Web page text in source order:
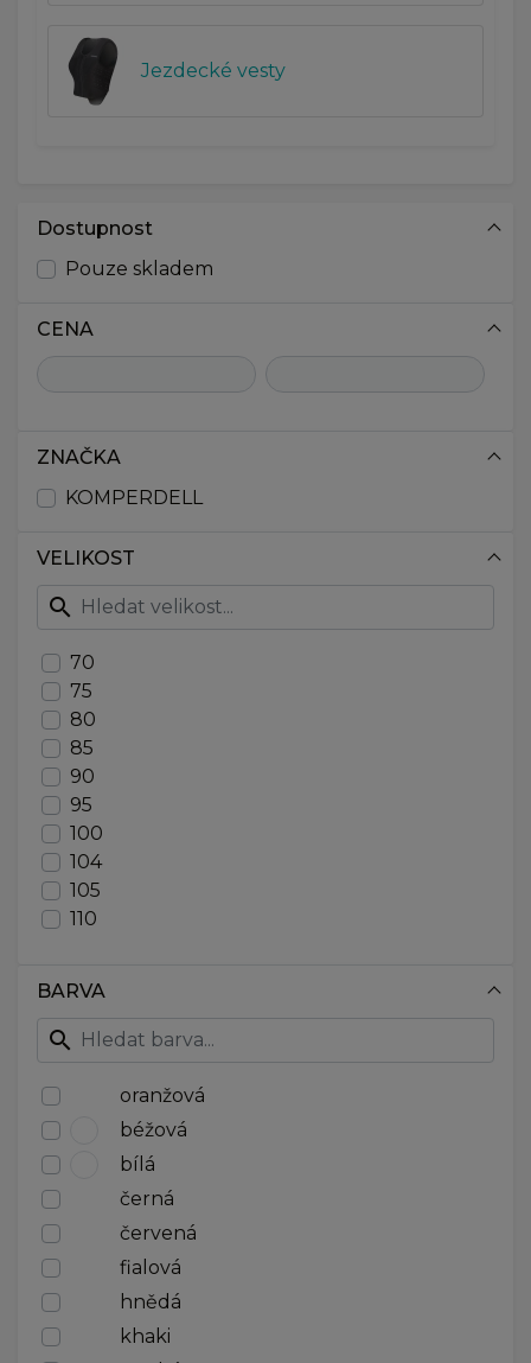
Jezdecké vesty
Dostupnost
Pouze skladem
CENA
ZNAČKA
KOMPERDELL
VELIKOST
search
70
75
80
85
90
95
100
104
105
110
120
125
128
BARVA
search
oranžová
béžová
bílá
černá
červená
fialová
hnědá
khaki